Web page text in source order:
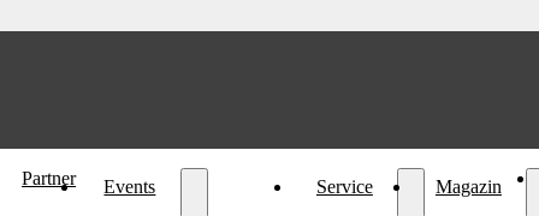
Partner Events Service Magazin